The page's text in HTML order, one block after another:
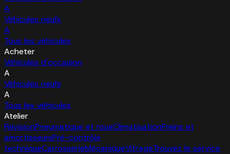
A
Véhicules neufs
A
Tous les véhicules
Acheter
Véhicules d'occasion
A
Véhicules neufs
A
Tous les véhicules
Atelier
RévisionPneumatique et roueClimatisationFreins et
amortisseursPré-contrôle
techniqueCarrosserieMécaniqueVitrageTrouvez le service